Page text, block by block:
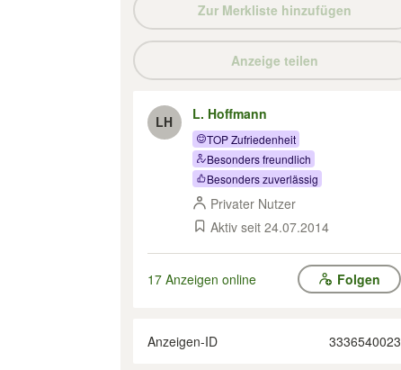
Zur Merkliste hinzufügen
Anzeige teilen
LH L. Hoffmann
TOP Zufriedenheit
Besonders freundlich
Besonders zuverlässig
Privater Nutzer
Aktiv seit 24.07.2014
17 Anzeigen online Folgen
Anzeigen-ID 3336540023